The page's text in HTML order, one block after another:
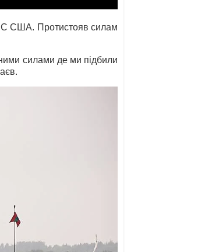
ЗС США. Протистояв силам
силами де ми підбили